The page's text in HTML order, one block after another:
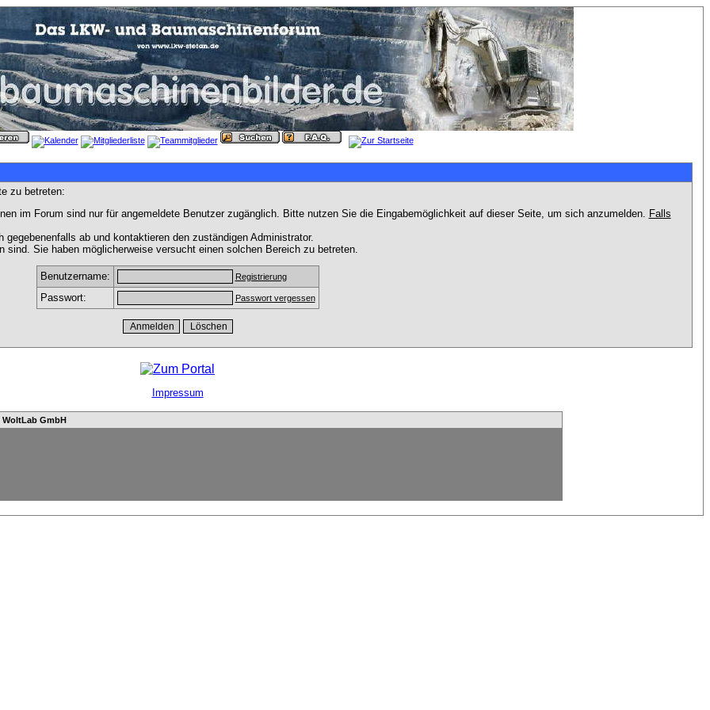
zu betreten:
im Forum sind nur für angemeldete Benutzer zugänglich. Bitte nutzen Sie die Eingabemöglichkeit auf dieser Seite, um sich anzumelden. Falls
ab und kontaktieren den zuständigen Administrator.
Sie haben möglicherweise versucht einen solchen Bereich zu betreten.
Benutzername: Registrierung
Passwort: Passwort vergessen
Impressum
WoltLab GmbH